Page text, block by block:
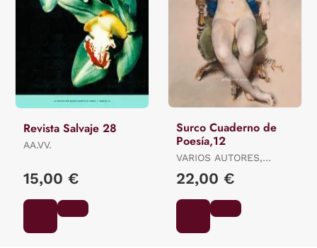
Revista Salvaje 28
AA.VV.
15,00 €
Surco Cuaderno de
Poesía,12
VARIOS AUTORES,
VARIOS AUTORES
22,00 €